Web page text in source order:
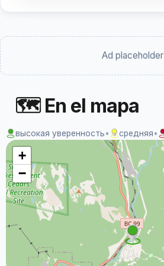
Ad placeholder
🗺 En el mapa
высокая уверенность• средняя•
+
−